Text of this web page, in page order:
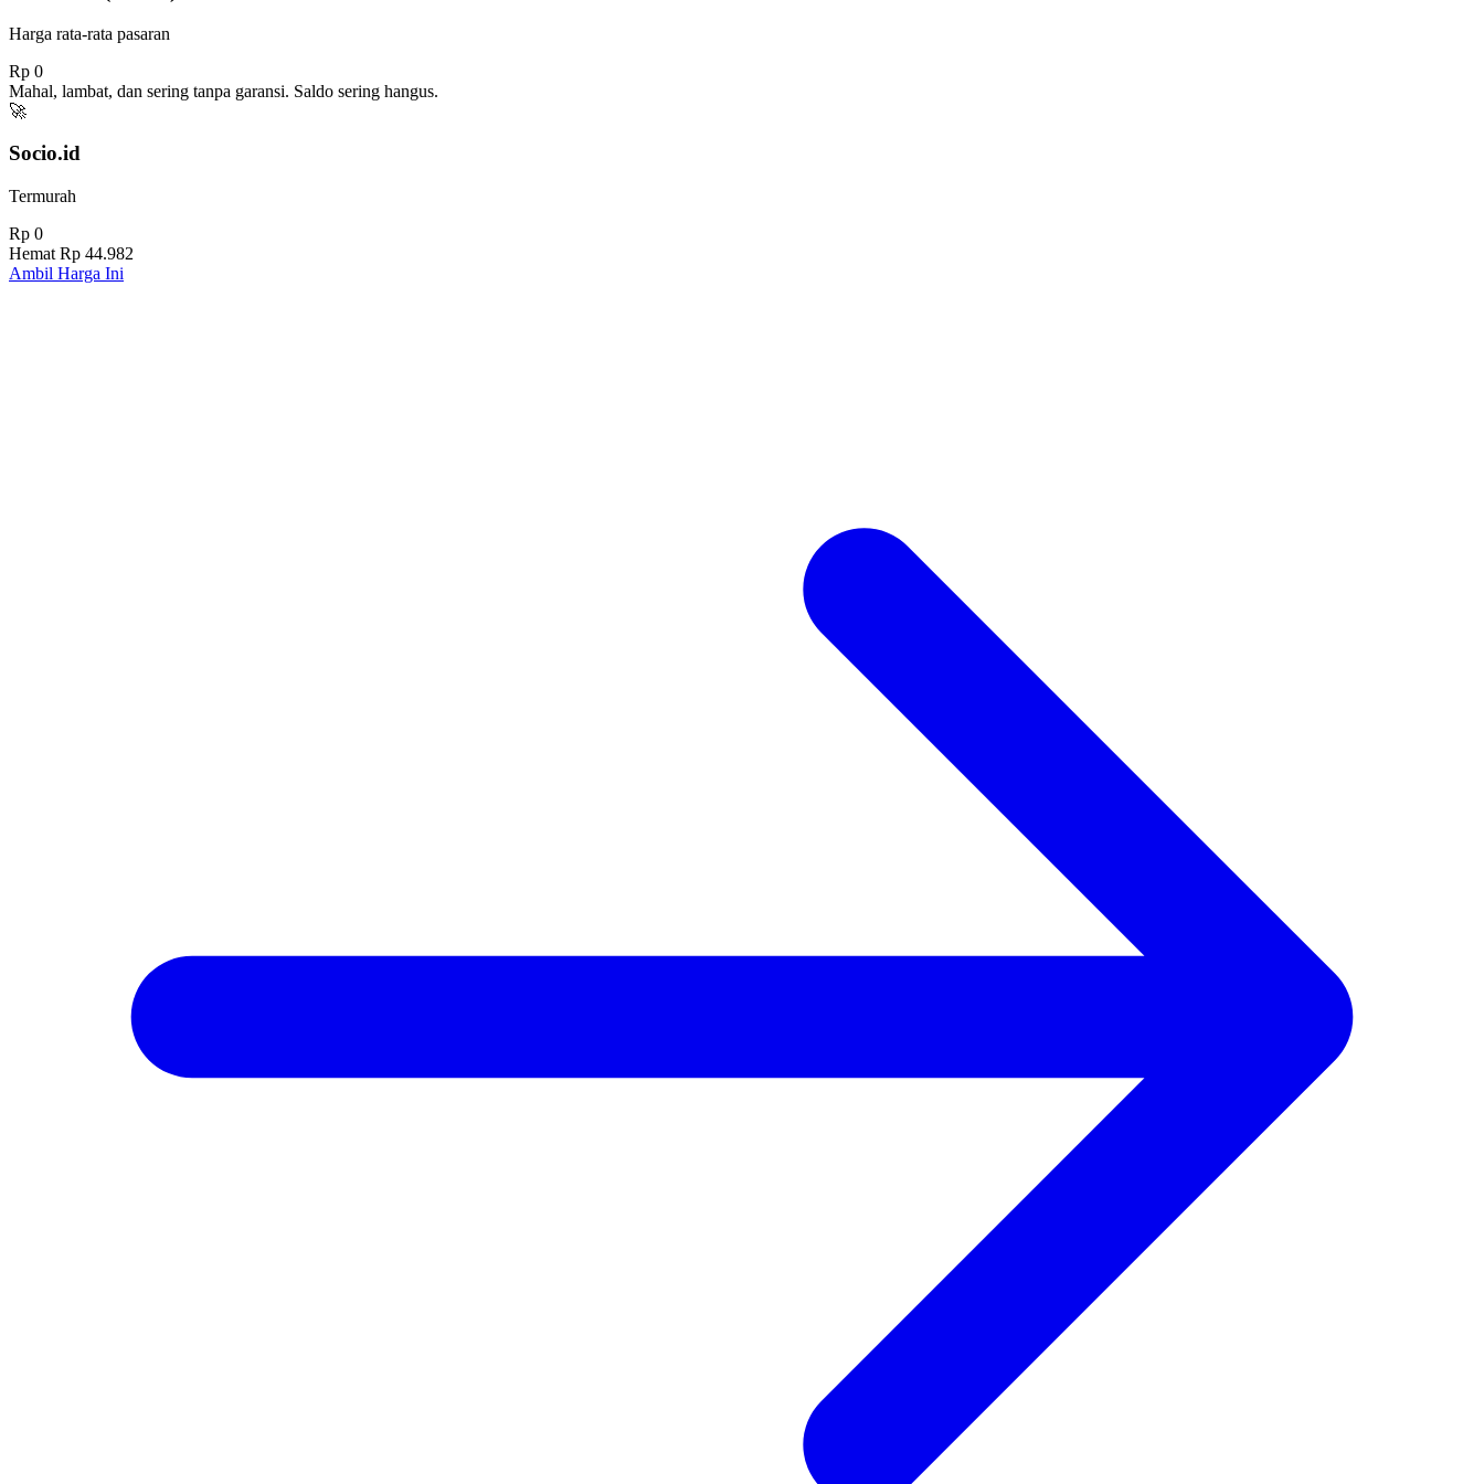
Harga rata-rata pasaran
Rp 0
Mahal, lambat, dan sering tanpa garansi. Saldo sering hangus.
🚀
Socio.id
Termurah
Rp 0
Hemat Rp 44.982
Ambil Harga Ini